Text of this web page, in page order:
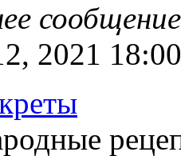
сообщение
2021 18:00